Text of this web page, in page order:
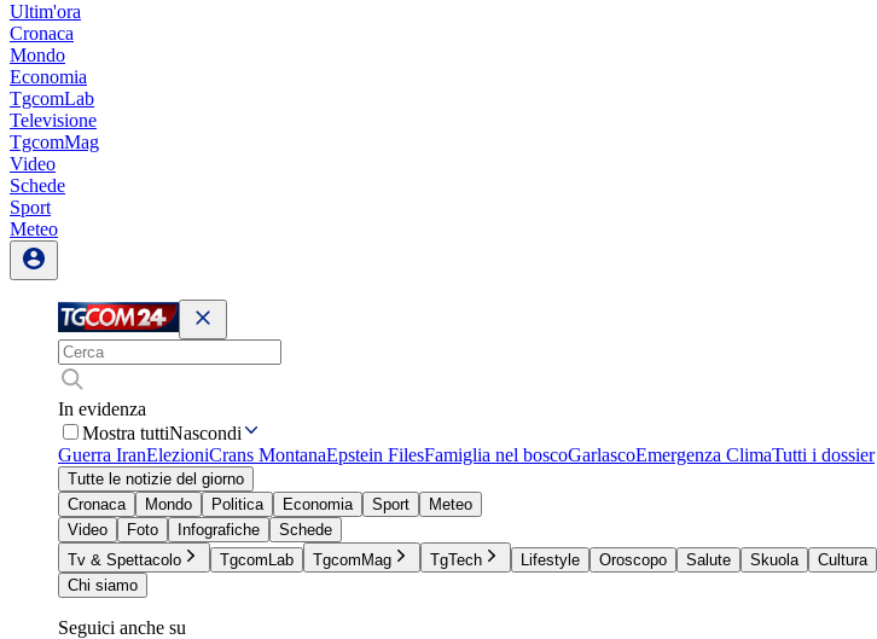
Ultim'ora
Cronaca
Mondo
Economia
TgcomLab
Televisione
TgcomMag
Video
Schede
Sport
Meteo
In evidenza
Mostra tuttiNascondi
Guerra IranElezioniCrans MontanaEpstein FilesFamiglia nel boscoGarlascoEmergenza ClimaTutti i dossier
Tutte le notizie del giorno
Cronaca
Mondo Politica Economia Sport
Meteo
Video
Foto Infografiche
Schede
Tv & Spettacolo
TgcomLab TgcomMag TgTech Lifestyle Oroscopo Salute Skuola Cultura
Chi siamo
Seguici anche su